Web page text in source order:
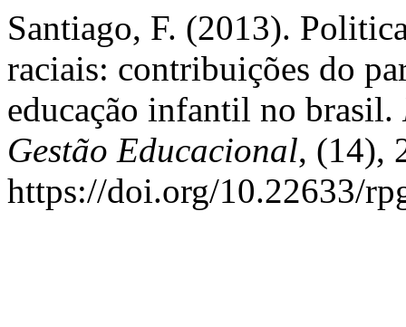
Santiago, F. (2013).
raciais: contribuições do
educação infantil no brasil.
Gestão Educacional, (14),
https://doi.org/10.22633/